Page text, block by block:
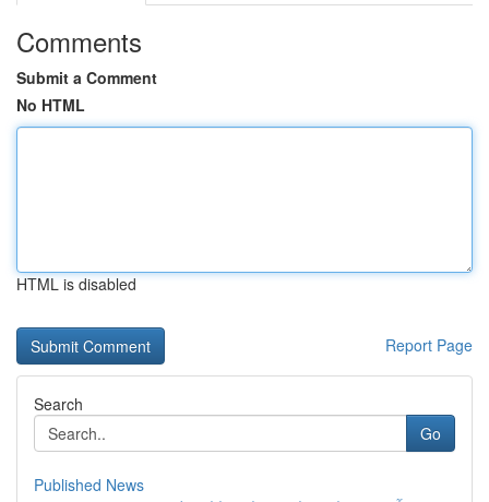
Comments
Submit a Comment
No HTML
HTML is disabled
Report Page
Search
Go
Published News